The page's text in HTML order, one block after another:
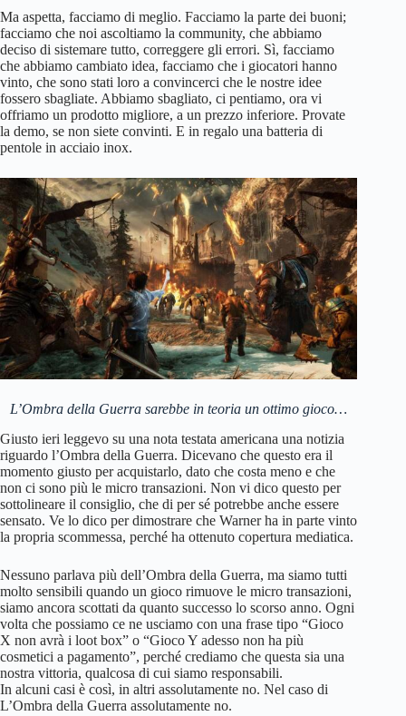
Ma aspetta, facciamo di meglio. Facciamo la parte dei buoni;
facciamo che noi ascoltiamo la community, che abbiamo
deciso di sistemare tutto, correggere gli errori. Sì, facciamo
che abbiamo cambiato idea, facciamo che i giocatori hanno
vinto, che sono stati loro a convincerci che le nostre idee
fossero sbagliate. Abbiamo sbagliato, ci pentiamo, ora vi
offriamo un prodotto migliore, a un prezzo inferiore. Provate
la demo, se non siete convinti. E in regalo una batteria di
pentole in acciaio inox.
L’Ombra della Guerra sarebbe in teoria un ottimo gioco…
Giusto ieri leggevo su una nota testata americana una notizia
riguardo l’Ombra della Guerra. Dicevano che questo era il
momento giusto per acquistarlo, dato che costa meno e che
non ci sono più le micro transazioni. Non vi dico questo per
sottolineare il consiglio, che di per sé potrebbe anche essere
sensato. Ve lo dico per dimostrare che Warner ha in parte vinto
la propria scommessa, perché ha ottenuto copertura mediatica.
Nessuno parlava più dell’Ombra della Guerra, ma siamo tutti
molto sensibili quando un gioco rimuove le micro transazioni,
siamo ancora scottati da quanto successo lo scorso anno. Ogni
volta che possiamo ce ne usciamo con una frase tipo “Gioco
X non avrà i loot box” o “Gioco Y adesso non ha più
cosmetici a pagamento”, perché crediamo che questa sia una
nostra vittoria, qualcosa di cui siamo responsabili.
In alcuni casi è così, in altri assolutamente no. Nel caso di
L’Ombra della Guerra assolutamente no.